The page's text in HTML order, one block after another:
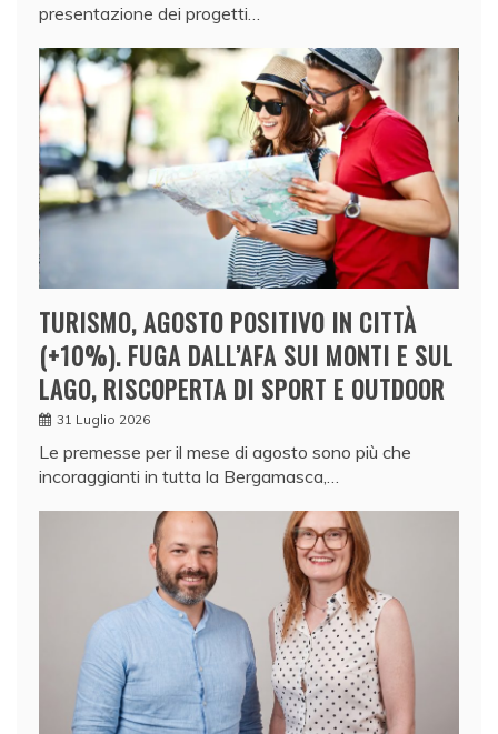
presentazione dei progetti…
TURISMO, AGOSTO POSITIVO IN CITTÀ
(+10%). FUGA DALL’AFA SUI MONTI E SUL
LAGO, RISCOPERTA DI SPORT E OUTDOOR
31 Luglio 2026
Le premesse per il mese di agosto sono più che
incoraggianti in tutta la Bergamasca,…